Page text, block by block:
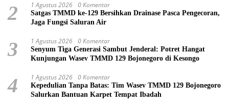
2 1 Agustus 2026 0 Komentar
Satgas TMMD ke-129 Bersihkan Drainase Pasca Pengecoran,
Jaga Fungsi Saluran Air
3 1 Agustus 2026 0 Komentar
Senyum Tiga Generasi Sambut Jenderal: Potret Hangat
Kunjungan Wasev TMMD 129 Bojonegoro di Kesongo
4 1 Agustus 2026 0 Komentar
Kepedulian Tanpa Batas: Tim Wasev TMMD 129 Bojonegoro
Salurkan Bantuan Karpet Tempat Ibadah